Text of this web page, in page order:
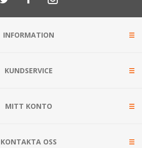
INFORMATION
KUNDSERVICE
MITT KONTO
KONTAKTA OSS